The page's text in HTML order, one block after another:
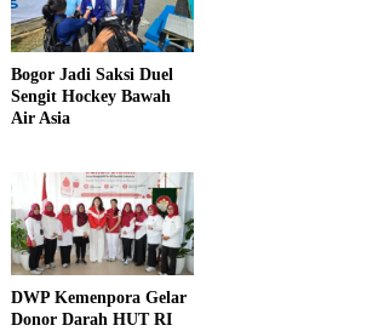
Bogor Jadi Saksi Duel
Sengit Hockey Bawah
Air Asia
DWP Kemenpora Gelar
Donor Darah HUT RI